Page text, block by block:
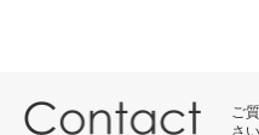
ご
さい